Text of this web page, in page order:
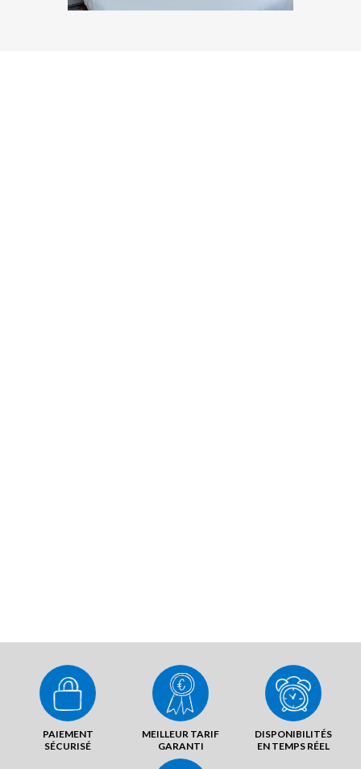
PAIEMENT
SÉCURISÉ
MEILLEUR TARIF
GARANTI
DISPONIBILITÉS
EN TEMPS RÉEL